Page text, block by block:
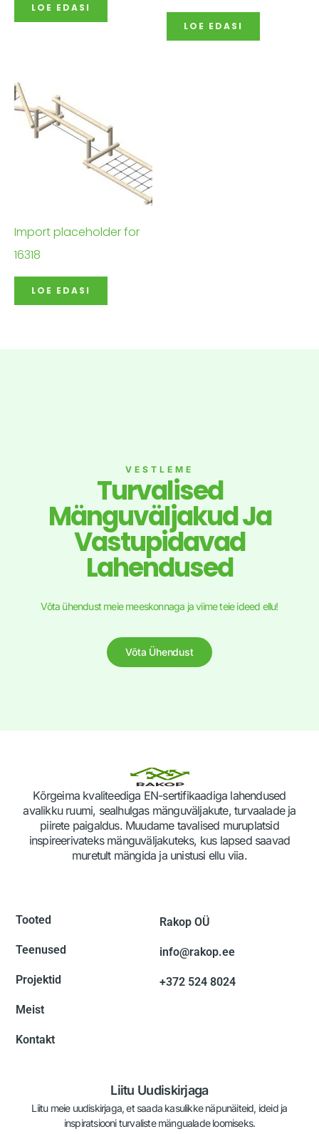
LOE EDASI
LOE EDASI
Import placeholder for
16318
LOE EDASI
VESTLEME
Turvalised
Mänguväljakud Ja
Vastupidavad
Lahendused
Võta ühendust meie meeskonnaga ja viime teie ideed ellu!
Võta Ühendust
Kõrgeima kvaliteediga EN-sertifikaadiga lahendused
avalikku ruumi, sealhulgas mänguväljakute, turvaalade ja
piirete paigaldus. Muudame tavalised muruplatsid
inspireerivateks mänguväljakuteks, kus lapsed saavad
muretult mängida ja unistusi ellu viia.
Tooted
Teenused
Projektid
Meist
Kontakt
Rakop OÜ
info@rakop.ee
+372 524 8024
Liitu Uudiskirjaga
Liitu meie uudiskirjaga, et saada kasulikke näpunäiteid, ideid ja
inspiratsiooni turvaliste mängualade loomiseks.